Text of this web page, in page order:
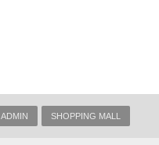
ADMIN SHOPPING MALL